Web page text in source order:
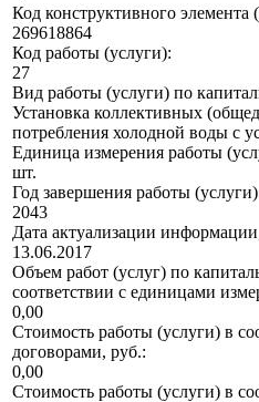
Код конструктивного элемента
269618864
Код работы (услуги):
27
Вид работы (услуги) по
Установка коллективных
потребления холодной воды с
Единица измерения работы
шт.
Год завершения работы
2043
Дата актуализации
13.06.2017
Объем работ (услуг) по
соответствии с единицами
0,00
Стоимость работы (услуги) в
договорами, руб.:
0,00
Стоимость работы (услуги) в